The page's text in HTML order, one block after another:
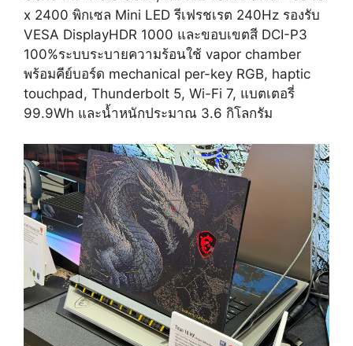
x 2400 พิกเซล Mini LED รีเฟรชเรต 240Hz รองรับ
VESA DisplayHDR 1000 และขอบเขตสี DCI-P3
100%ระบบระบายความร้อนใช้ vapor chamber
พร้อมคีย์บอร์ด mechanical per-key RGB, haptic
touchpad, Thunderbolt 5, Wi-Fi 7, แบตเตอรี่
99.9Wh และน้ำหนักประมาณ 3.6 กิโลกรัม